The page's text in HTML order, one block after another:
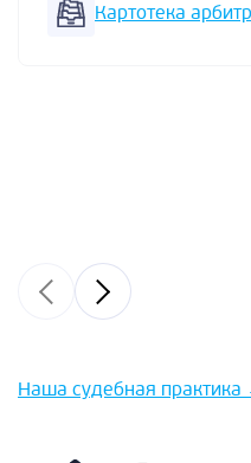
Картотека
Наша судебная практика